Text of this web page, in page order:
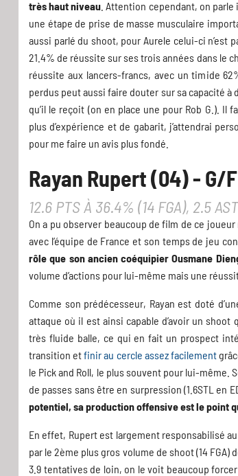
très haut niveau . Attention cependant, on
une étape de prise de masse musculaire
aussi parlé du shoot, pour Aurele celui-ci n’est
21.4% de réussite sur ses trois années dans le
réussite aux lancers-francs, avec un timide
perdus peut aussi faire douter sur sa capacité
qu’il le reçoit (on en place une pour Rob G.). Il
plus d’expérience et de gabarit, j’attendrai
pour me faire un avis plus fondé.
Rayan Rupert (04) - G/F
12.6 PTS À 36.4% (14 FGA), 2.5
On a pu observer beaucoup de film de ce
avec l’équipe de France et son temps de jeu
rôle que son ancien coéquipier Ousmane
volume d’actions pour lui-même mais une
Comme son prédécesseur, Rayan est doté
attaque où il est ainsi capable d’avoir un
très fluide balle, ce qui en fait un prospect
transition etfinir au cercle assez facilement
le Pick and Roll, le plus souvent pour lui-
de passes sans être en surpression (1.6STL en
potentiel, sa production offensive est le point
En effet, Rupert est largement responsabilisé
par le 2ème plus gros volume de shoot (14
3.9 tentatives de loin, on le voit beaucoup